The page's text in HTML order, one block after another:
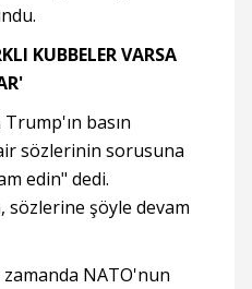
KUBBELER VARSA
basın
sözlerinin sorusuna
edin" dedi.
sözlerine şöyle devam
zamanda NATO'nun